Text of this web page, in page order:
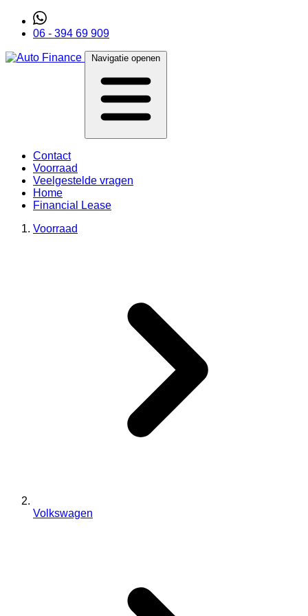
06 - 394 69 909
Navigatie openen
Contact
Voorraad
Veelgestelde vragen
Home
Financial Lease
Voorraad
Volkswagen